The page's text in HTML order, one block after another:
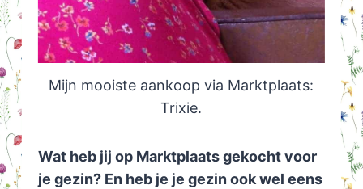
Mijn mooiste aankoop via Marktplaats:
Trixie.
Wat heb jij op Marktplaats gekocht voor
je gezin? En heb je je gezin ook wel eens